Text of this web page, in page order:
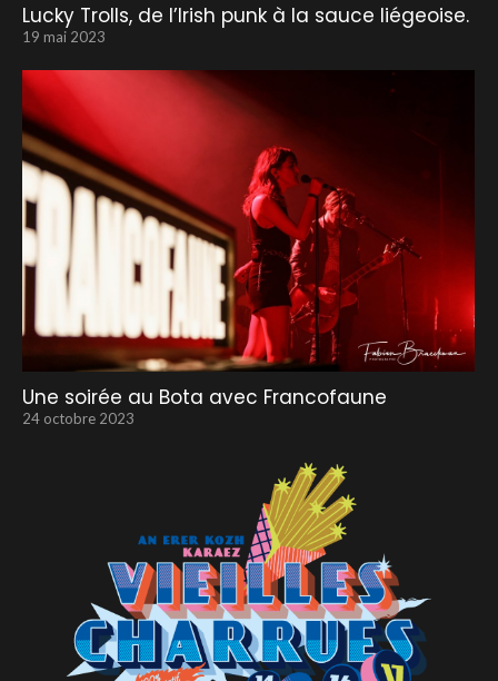
Lucky Trolls, de l’Irish punk à la sauce liégeoise.
19 mai 2023
Une soirée au Bota avec Francofaune
24 octobre 2023